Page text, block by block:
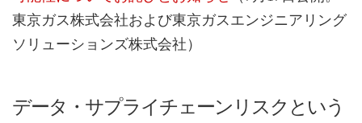
東京ガス株式会社および東京ガスエンジニアリング
ソリューションズ株式会社）
データ・サプライチェーンリスクという